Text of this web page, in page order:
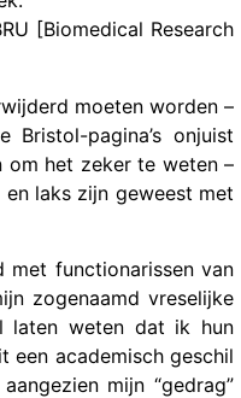
[Biomedical Research
moeten worden –
pagina’s onjuist
het zeker te weten –
laks zijn geweest met
met functionarissen van
zogenaamd vreselijke
laten weten dat ik hun
een academisch geschil
mijn “gedrag”